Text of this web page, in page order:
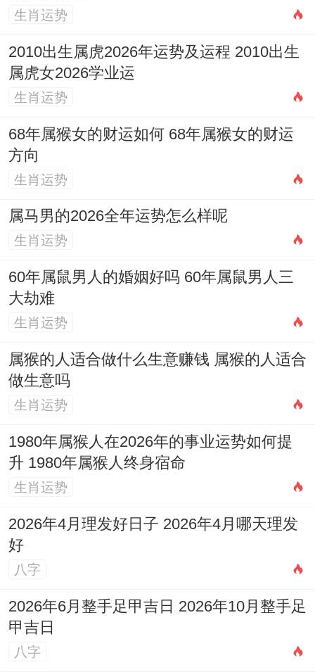
等到六月部分积累的问题可能到了需要明确
抉择的关口，这个月需要你们运用生肖鸡天
的现状与未来，部分人可能面临情感上的十
字路口，是更进一步做出承诺，还是理智地
调整方向。
做决定时务必倾听自己内心最真实的声音。
思绪纷乱、难以决断，可在书房或办公桌的
东北方摆放
位的理性与智慧能量，帮助厘清思路，做出
明智长远的情感决策。
农历七月与八月：修复与深化期
进入七月上半年经历的风波渐趋平复。心态
也更为平与，这是一个极佳的「关系修复
期」，假如之前存在误会或裂痕，此月主动
事半功倍的效果，共同回忆美好的往事，或
共同完成一件有纪念有价值 的小事，都能有
侣，此月则能体验到「历久弥新」的默契与
安宁。
生肖运势
2010出生属虎2026年运势及运程 2010出生
属虎女2026学业运
生肖运势
68年属猴女的财运如何 68年属猴女的财运
方向
生肖运势
属马男的2026全年运势怎么样呢
生肖运势
60年属鼠男人的婚姻好吗 60年属鼠男人三
大劫难
生肖运势
属猴的人适合做什么生意赚钱 属猴的人适合
做生意吗
生肖运势
1980年属猴人在2026年的事业运势如何提
升 1980年属猴人终身宿命
生肖运势
2026年4月理发好日子 2026年4月哪天理发
好
八字
2026年6月整手足甲吉日 2026年10月整手足
甲吉日
八字